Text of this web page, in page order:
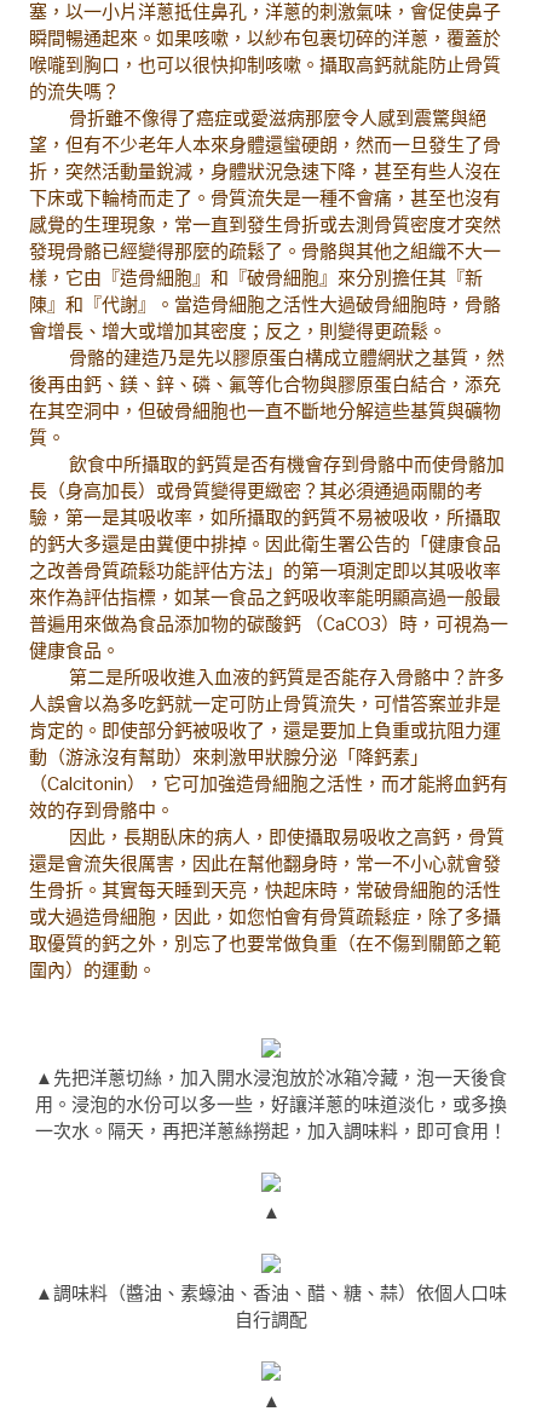
塞，以一小片洋蔥抵住鼻孔，洋蔥的刺激氣味，會促使鼻子
瞬間暢通起來。如果咳嗽，以紗布包裹切碎的洋蔥，覆蓋於
喉嚨到胸口，也可以很快抑制咳嗽。攝取高鈣就能防止骨質
的流失嗎？
骨折雖不像得了癌症或愛滋病那麼令人感到震驚與絕
望，但有不少老年人本來身體還蠻硬朗，然而一旦發生了骨
折，突然活動量銳減，身體狀況急速下降，甚至有些人沒在
下床或下輪椅而走了。骨質流失是一種不會痛，甚至也沒有
感覺的生理現象，常一直到發生骨折或去測骨質密度才突然
發現骨骼已經變得那麼的疏鬆了。骨骼與其他之組織不大一
樣，它由『造骨細胞』和『破骨細胞』來分別擔任其『新
陳』和『代謝』。當造骨細胞之活性大過破骨細胞時，骨骼
會增長、增大或增加其密度；反之，則變得更疏鬆。
骨骼的建造乃是先以膠原蛋白構成立體網狀之基質，然
後再由鈣、鎂、鋅、磷、氟等化合物與膠原蛋白結合，添充
在其空洞中，但破骨細胞也一直不斷地分解這些基質與礦物
質。
飲食中所攝取的鈣質是否有機會存到骨骼中而使骨骼加
長（身高加長）或骨質變得更緻密？其必須通過兩關的考
驗，第一是其吸收率，如所攝取的鈣質不易被吸收，所攝取
的鈣大多還是由糞便中排掉。因此衛生署公告的「健康食品
之改善骨質疏鬆功能評估方法」的第一項測定即以其吸收率
來作為評估指標，如某一食品之鈣吸收率能明顯高過一般最
普遍用來做為食品添加物的碳酸鈣 （CaCO3）時，可視為一
健康食品。
第二是所吸收進入血液的鈣質是否能存入骨骼中？許多
人誤會以為多吃鈣就一定可防止骨質流失，可惜答案並非是
肯定的。即使部分鈣被吸收了，還是要加上負重或抗阻力運
動（游泳沒有幫助）來刺激甲狀腺分泌「降鈣素」
（Calcitonin），它可加強造骨細胞之活性，而才能將血鈣有
效的存到骨骼中。
因此，長期臥床的病人，即使攝取易吸收之高鈣，骨質
還是會流失很厲害，因此在幫他翻身時，常一不小心就會發
生骨折。其實每天睡到天亮，快起床時，常破骨細胞的活性
或大過造骨細胞，因此，如您怕會有骨質疏鬆症，除了多攝
取優質的鈣之外，別忘了也要常做負重（在不傷到關節之範
圍內）的運動。
▲先把洋蔥切絲，加入開水浸泡放於冰箱冷藏，泡一天後食
用。浸泡的水份可以多一些，好讓洋蔥的味道淡化，或多換
一次水。隔天，再把洋蔥絲撈起，加入調味料，即可食用！
▲
▲調味料（醬油、素蠔油、香油、醋、糖、蒜）依個人口味
自行調配
▲